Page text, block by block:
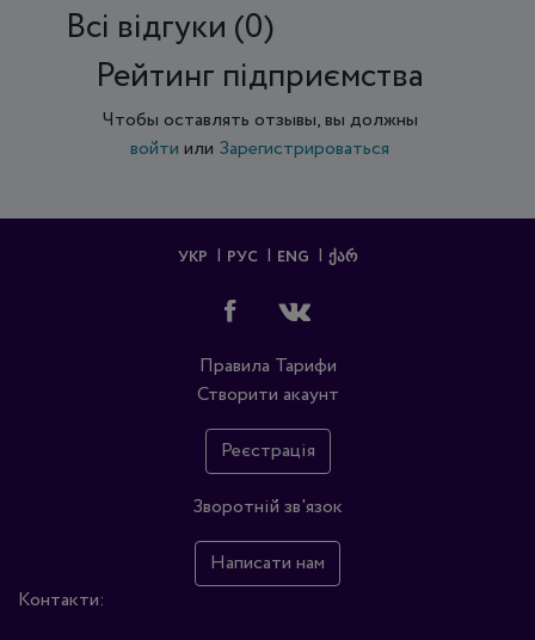
Всi відгуки (0)
Рейтинг підприємства
Чтобы оставлять отзывы, вы должны
войти или Зарегистрироваться
УКР РУС ENG ᲥᲐᲠ
Правила Тарифи
Створити акаунт
Реєстрація
Зворотній зв'язок
Написати нам
Контакти: